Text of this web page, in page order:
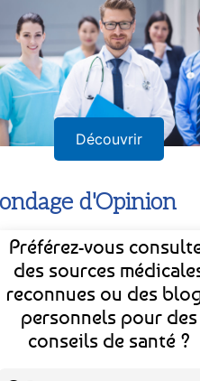
Annuaire
Découvrir
Sondage d'Opinion
Préférez-vous consulter
des sources médicales